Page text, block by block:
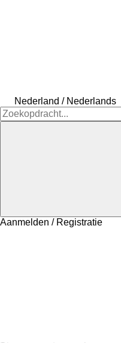
Nederland / Nederlands
Aanmelden / Registratie